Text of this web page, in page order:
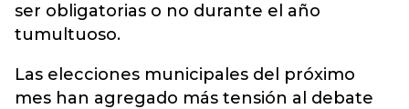
ser obligatorias o no durante el año
tumultuoso.
Las elecciones municipales del próximo
mes han agregado más tensión al debate